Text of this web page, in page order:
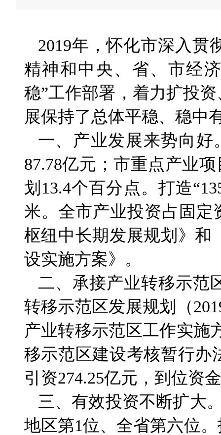
2019年，怀化市深入贯
精神和中央、省、市经
稳”工作部署，着力扩投
展保持了总体平稳、稳中
一、产业发展来势向好
87.78亿元；市重点产业
划13.4个百分点。打造
米。全市产业投资占固定
枢纽中长期发展规划》和
设实施方案》。
二、承接产业转移示范
转移示范区发展规划（
产业转移示范区工作实施
移示范区建设考核暂行办
引资274.25亿元，到位资
三、有效投资不断扩大
地区第1位、全省第六位